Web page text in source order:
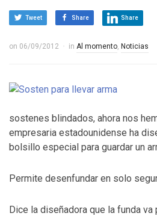
Tweet Share Share
on 06/09/2012 in Al momento, Noticias
sostenes blindados, ahora nos
empresaria estadounidense ha
bolsillo especial para guardar un
Permite desenfundar en solo
Dice la diseñadora que la funda